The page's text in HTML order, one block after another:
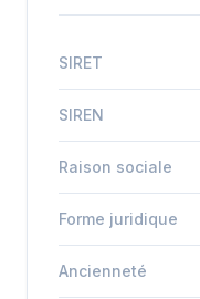
SIRET
SIREN
Raison sociale
Forme juridique
Ancienneté